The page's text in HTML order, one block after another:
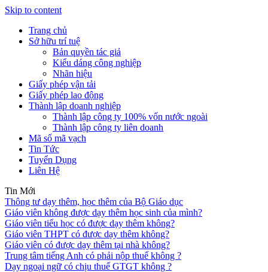
Skip to content
Trang chủ
Sở hữu trí tuệ
Bản quyền tác giả
Kiểu dáng công nghiệp
Nhãn hiệu
Giấy phép vận tải
Giấy phép lao động
Thành lập doanh nghiệp
Thành lập công ty 100% vốn nước ngoài
Thành lập công ty liên doanh
Mã số mã vạch
Tin Tức
Tuyển Dụng
Liên Hệ
Tin Mới
Thông tư dạy thêm, học thêm của Bộ Giáo dục
Giáo viên không được dạy thêm học sinh của mình?
Giáo viên tiểu học có được dạy thêm không?
Giáo viên THPT có được dạy thêm không?
Giáo viên có được dạy thêm tại nhà không?
Trung tâm tiếng Anh có phải nộp thuế không ?
Dạy ngoại ngữ có chịu thuế GTGT không ?